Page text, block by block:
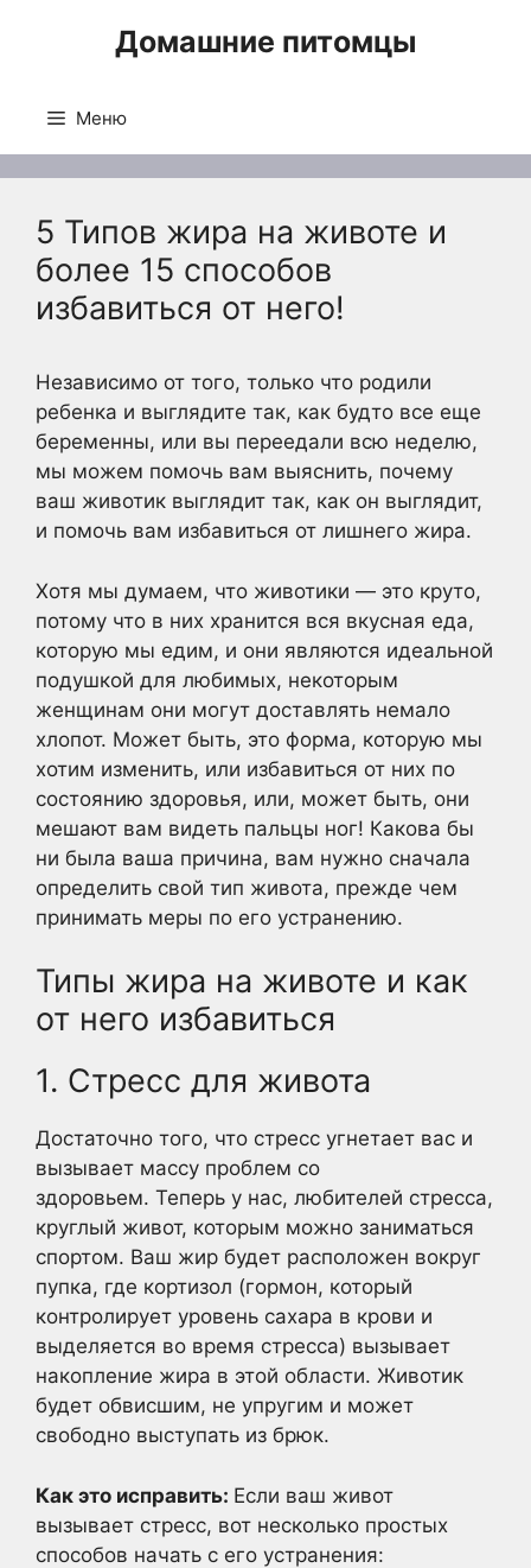
Домашние питомцы
Меню
5 Типов жира на животе и
более 15 способов
избавиться от него!
Независимо от того, только что родили
ребенка и выглядите так, как будто все еще
беременны, или вы переедали всю неделю,
мы можем помочь вам выяснить, почему
ваш животик выглядит так, как он выглядит,
и помочь вам избавиться от лишнего жира.
Хотя мы думаем, что животики — это круто,
потому что в них хранится вся вкусная еда,
которую мы едим, и они являются идеальной
подушкой для любимых, некоторым
женщинам они могут доставлять немало
хлопот. Может быть, это форма, которую мы
хотим изменить, или избавиться от них по
состоянию здоровья, или, может быть, они
мешают вам видеть пальцы ног! Какова бы
ни была ваша причина, вам нужно сначала
определить свой тип живота, прежде чем
принимать меры по его устранению.
Типы жира на животе и как
от него избавиться
1. Стресс для живота
Достаточно того, что стресс угнетает вас и
вызывает массу проблем со
здоровьем. Теперь у нас, любителей стресса,
круглый живот, которым можно заниматься
спортом. Ваш жир будет расположен вокруг
пупка, где кортизол (гормон, который
контролирует уровень сахара в крови и
выделяется во время стресса) вызывает
накопление жира в этой области. Животик
будет обвисшим, не упругим и может
свободно выступать из брюк.
Как это исправить: Если ваш живот
вызывает стресс, вот несколько простых
способов начать с его устранения: